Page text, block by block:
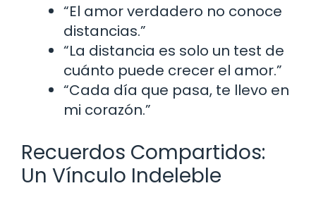
“El amor verdadero no conoce
distancias.”
“La distancia es solo un test de
cuánto puede crecer el amor.”
“Cada día que pasa, te llevo en
mi corazón.”
Recuerdos Compartidos:
Un Vínculo Indeleble